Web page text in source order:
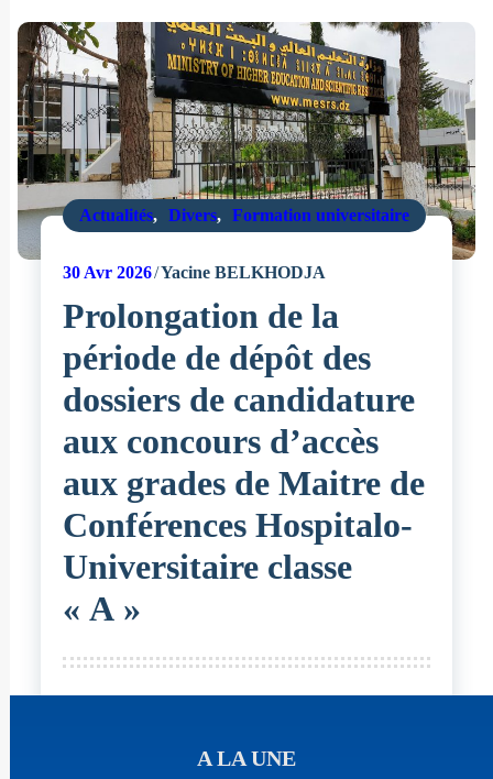
Actualités, Divers, Formation universitaire
30Avr 2026 Yacine BELKHODJA
Prolongation de la
période de dépôt des
dossiers de candidature
aux concours d’accès
aux grades de Maitre de
Conférences Hospitalo-
Universitaire classe
« A »
A LA UNE